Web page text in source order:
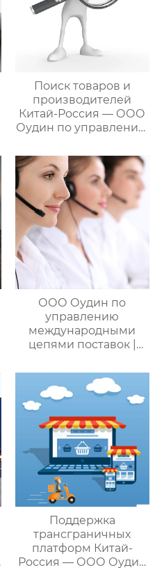
Поиск товаров и
производителей
Китай-Россия — ООО
Оудин по управлению
цепями поставок
ООО Оудин по
управлению
международными
цепями поставок |
услуги для полного
цикла
посреднических
закупок Китай-Россия
Поддержка
трансграничных
платформ Китай-
Россия — ООО Оудин